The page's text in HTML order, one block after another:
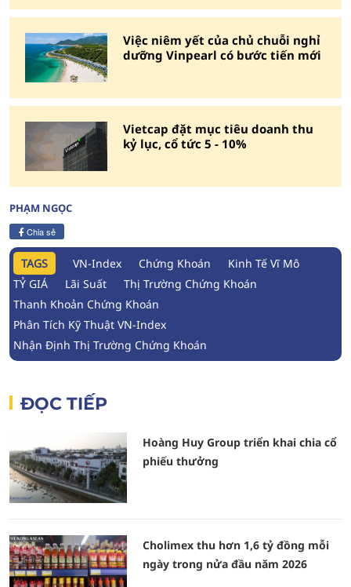
Việc niêm yết của chủ chuỗi nghỉ
dưỡng Vinpearl có bước tiến mới
Vietcap đặt mục tiêu doanh thu
kỷ lục, cổ tức 5 - 10%
PHẠM NGỌC
Chia sẻ
TAGS VN-Index Chứng Khoán
Kinh Tế Vĩ Mô
TỶ GIÁ
Lãi Suất
Thị Trường Chứng Khoán
Thanh Khoản Chứng Khoán
Phân Tích Kỹ Thuật VN-Index
Nhận Định Thị Trường Chứng Khoán
ĐỌC TIẾP
Hoàng Huy Group triển khai chia cổ
phiếu thưởng
Cholimex thu hơn 1,6 tỷ đồng mỗi
ngày trong nửa đầu năm 2026